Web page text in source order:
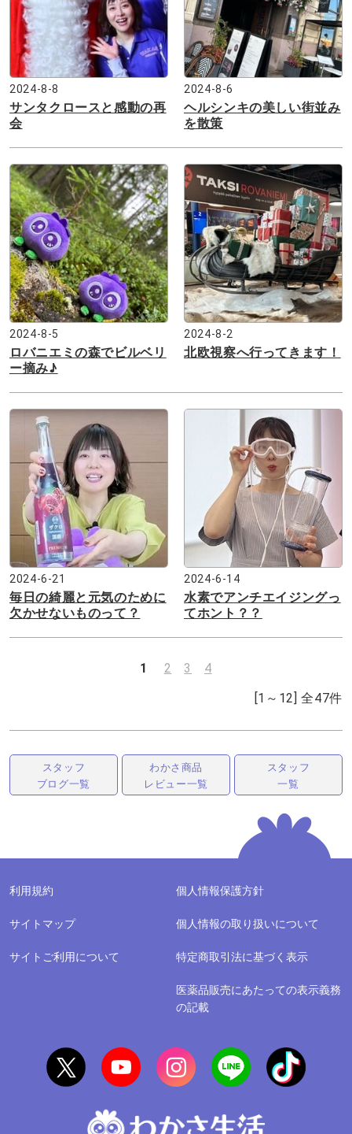
2024-8-8
サンタクロースと感動の再
会
2024-8-6
ヘルシンキの美しい街並み
を散策
2024-8-5
ロバニエミの森でビルベリ
ー摘み♪
2024-8-2
北欧視察へ行ってきます！
2024-6-21
毎日の綺麗と元気のために
欠かせないものって？
2024-6-14
水素でアンチエイジングっ
てホント？？
1 2 3
4
[1～12] 全47件
スタッフ
ブログ一覧
わかさ商品
レビュー一覧
スタッフ
一覧
利用規約 個人情報保護方針
サイトマップ 個人情報の取り扱いについて
サイトご利用について 特定商取引法に基づく表示
医薬品販売にあたっての表示義務
の記載